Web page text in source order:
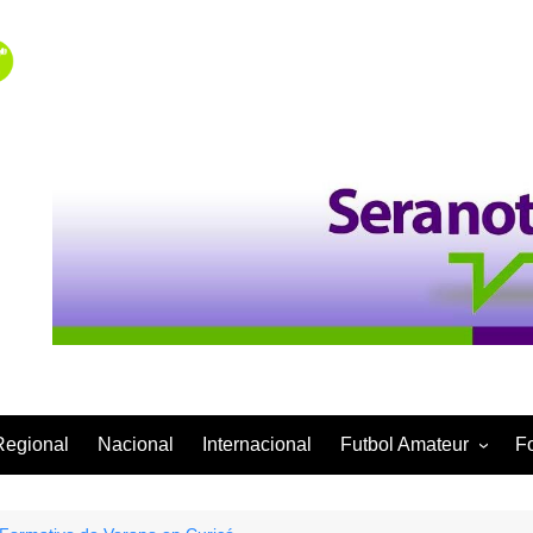
Nacional Internacional Futbol Amateur